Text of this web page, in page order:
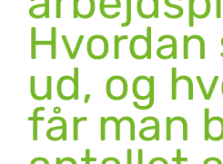
Hvordan
ud, og
får man